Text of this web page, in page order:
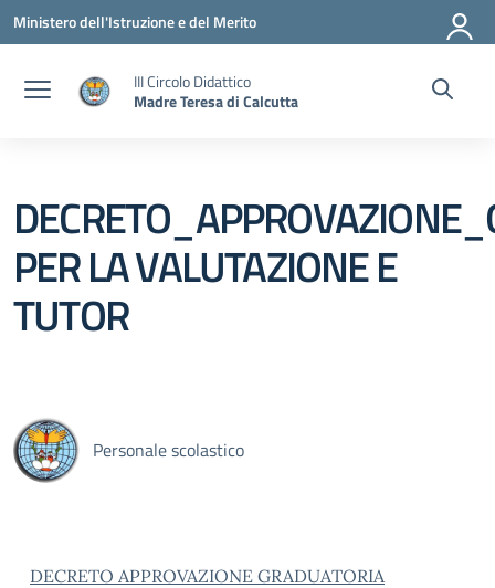
Vai ai contenuti
Vai al menu di navigazione
Vai al footer
Ministero dell'Istruzione e del Merito
III Circolo Didattico
Madre Teresa di Calcutta
PER LA VALUTAZIONE E
TUTOR
Personale scolastico
DECRETO APPROVAZIONE GRADUATORIA